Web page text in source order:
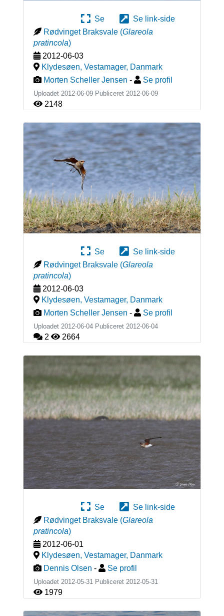
Se
Se link-side
Rødvinget Braksvale (Glareola
pratincola)
2012-06-03
Klydesøen, Vestamager, Danmark
Morten Scheller Jensen - Se profil
Uploadet 2012-06-09 Publiceret 2012-06-09
2148
Se
Se link-side
Rødvinget Braksvale (Glareola
pratincola)
2012-06-03
Klydesøen, Vestamager, Danmark
Morten Scheller Jensen - Se profil
Uploadet 2012-06-04 Publiceret 2012-06-04
2 2664
Se
Se link-side
Rødvinget Braksvale (Glareola
pratincola)
2012-06-01
Klydesøen, Vestamager, Danmark
Dennis Olsen - Se profil
Uploadet 2012-05-31 Publiceret 2012-05-31
1979